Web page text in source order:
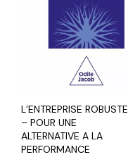
L’ENTREPRISE ROBUSTE
– POUR UNE
ALTERNATIVE A LA
PERFORMANCE